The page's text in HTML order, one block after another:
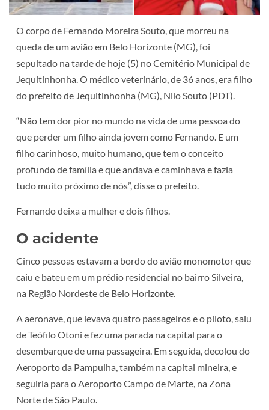
O corpo de Fernando Moreira Souto, que morreu na
queda de um avião em Belo Horizonte (MG), foi
sepultado na tarde de hoje (5) no Cemitério Municipal de
Jequitinhonha. O médico veterinário, de 36 anos, era filho
do prefeito de Jequitinhonha (MG), Nilo Souto (PDT).
“Não tem dor pior no mundo na vida de uma pessoa do
que perder um filho ainda jovem como Fernando. E um
filho carinhoso, muito humano, que tem o conceito
profundo de família e que andava e caminhava e fazia
tudo muito próximo de nós”, disse o prefeito.
Fernando deixa a mulher e dois filhos.
O acidente
Cinco pessoas estavam a bordo do avião monomotor que
caiu e bateu em um prédio residencial no bairro Silveira,
na Região Nordeste de Belo Horizonte.
A aeronave, que levava quatro passageiros e o piloto, saiu
de Teófilo Otoni e fez uma parada na capital para o
desembarque de uma passageira. Em seguida, decolou do
Aeroporto da Pampulha, também na capital mineira, e
seguiria para o Aeroporto Campo de Marte, na Zona
Norte de São Paulo.